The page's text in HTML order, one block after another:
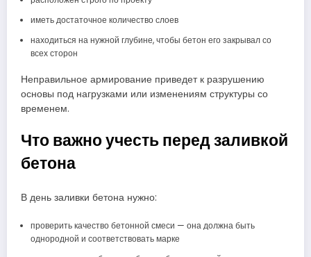
иметь достаточное количество слоев
находиться на нужной глубине, чтобы бетон его закрывал со
всех сторон
Неправильное армирование приведет к разрушению
основы под нагрузками или изменениям структуры со
временем.
Что важно учесть перед заливкой
бетона
В день заливки бетона нужно:
проверить качество бетонной смеси — она должна быть
однородной и соответствовать марке